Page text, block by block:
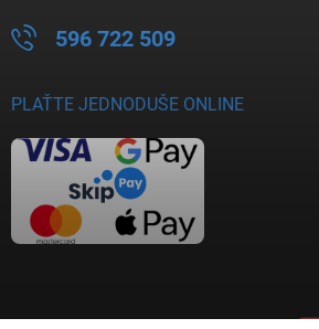
596 722 509
PLAŤTE JEDNODUŠE ONLINE